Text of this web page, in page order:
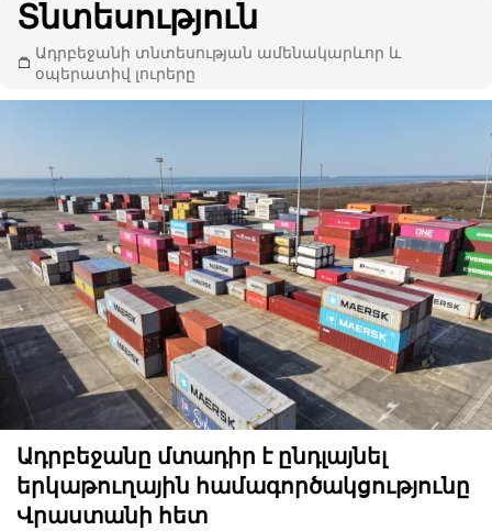
Տնտեսություն
Ադրբեջանի տնտեսության ամենակարևոր և
օպերատիվ լուրերը
Ադրբեջանը մտադիր է ընդլայնել
երկաթուղային համագործակցությունը
Վրաստանի հետ